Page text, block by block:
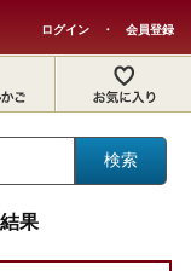
ログイン ・ 会員登録
果